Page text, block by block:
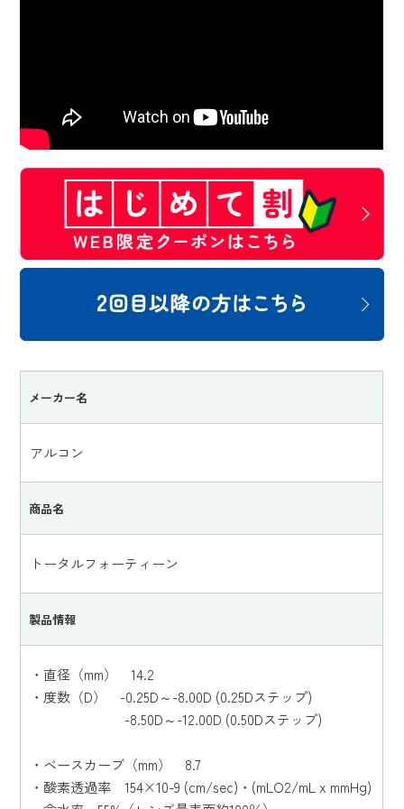
メーカー名
アルコン
商品名
トータルフォーティーン
製品情報
・直径（mm） 14.2
・度数（D） -0.25D～-8.00D (0.25Dステップ)
-8.50D～-12.00D (0.50Dステップ)
・ベースカーブ（mm） 8.7
・酸素透過率 154×10-9 (cm/sec)・(mLO2/mL x mmHg)